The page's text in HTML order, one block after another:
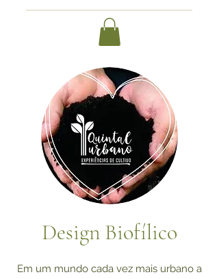
Design Biofílico
Em um mundo cada vez mais urbano a